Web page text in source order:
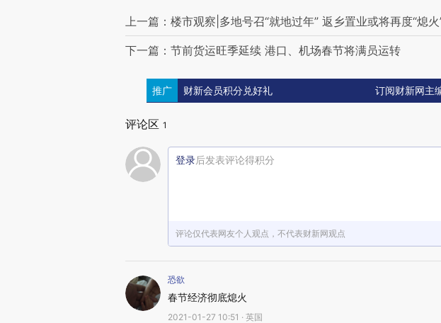
上一篇：楼市观察|多地号召“就地过年” 返乡置业或将再度“熄火
下一篇：节前货运旺季延续 港口、机场春节将满员运转
推广 财新会员积分兑好礼 订阅财新网主
评论区 1
登录后发表评论得积分
评论仅代表网友个人观点，不代表财新网观点
恐欲
春节经济彻底熄火
2021-01-27 10:51 · 英国